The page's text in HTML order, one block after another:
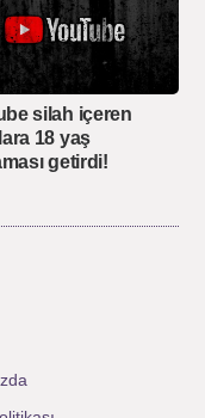
silah içeren
18 yaş
getirdi!